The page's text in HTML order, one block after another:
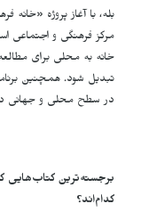
بله، با آغاز پروژه
مرکز فرهنگی و اجتماعی
خانه به محلی برای
تبدیل شود. همچنین
در سطح محلی و جهانی
برجسته‌ترین کتاب‌هایی که
کدام‌اند؟